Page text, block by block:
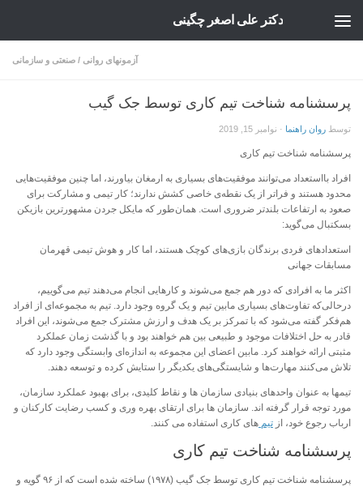
دکتر علی اصغر چگینی
آزمونهای روانی / صنعتی و سازمانی
پرسشنامه شناخت تیم کاری توسط جک گیب
توسط روان راهنما · نوامبر 15, 2019
پرسشنامه شناخت تیم کاری
افراد بااستعداد می‌توانند موفقیت‌های بسیاری به ارمغان بیاورند، اما چنین موفقیت‌هایی
محدود هستند و فراتر از یک نقطه‌ی خاصی کشش ندارند؛ کار تیمی و مشارکت برای
صعود به ارتفاعات بلندتر ضروری است. همان‌طور که مایکل جردن مشهورترین بازیکن
بسکتبال می‌گوید:
استعدادهای فردی برندگان بازی‌های کوچک هستند، اما کار و هوش تیمی قهرمان
مسابقات جهانی
اکثر ما به افرادی که دور هم جمع می‌شوند و کارهایی انجام می‌‌دهند تیم می‌گوییم،
درحالی‌که تفاوت‌های بسیاری مابین تیم‌ و یک گروه‌ وجود دارد. تیم به مجموعه‌ای از افراد
هم‌فکر گفته می‌شود که با تمرکز بر یک هدف و ارزش مشترک جمع می‌شوند، این افراد
قادر به حل اختلافات موجود و طبیعی بین هم خواهند بود و با گذشت زمان عملکرد
مثبتی ارائه خواهند کرد. مابین اعضای این مجموعه به اندازه‌ای وابستگی وجود دارد که
تلاش می‌کنند مهارت‌ها و شایستگی‌های یکدیگر را ستایش کرده و توسعه ‌دهند.
تیمها به عنوان واحدهای بنیادی سازمان ها و نقاط کلیدی، برای بهبود عملکرد سازمان،
مورد توجه قرار گرفته اند. سازمان ها برای ارتقای بهره وری و کسب رضایت کارکنان و
ارباب رجوع خود، از تیم های کاری استفاده می کنند.
پرسشنامه شناخت تیم کاری
پرسشنامه شناخت تیم کاری توسط جک گیب (۱۹۷۸) ساخته شده است که از ۹۶ گویه و